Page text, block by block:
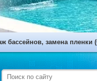
бассейнов, замена пленки